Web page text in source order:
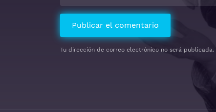
Tu dirección de correo electrónico no será publicada.